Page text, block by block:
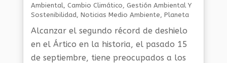
Ambiental Cambio Climático Gestión Ambiental Y
Sostenibilidad Noticias Medio Ambiente Planeta
Alcanzar el segundo récord de deshielo
en el Ártico en la historia, el pasado 15
de septiembre, tiene preocupados a los